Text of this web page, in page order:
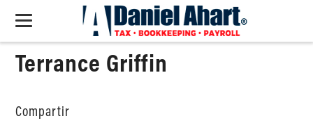
Terrance Griffin
Compartir